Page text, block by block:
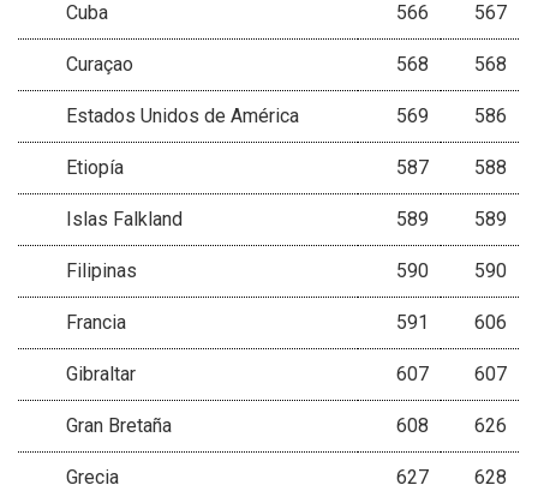
Cuba 566 567
Curaçao 568 568
Estados Unidos de América 569 586
Etiopía 587 588
Islas Falkland 589 589
Filipinas 590 590
Francia 591 606
Gibraltar 607 607
Gran Bretaña 608 626
Grecia 627 628